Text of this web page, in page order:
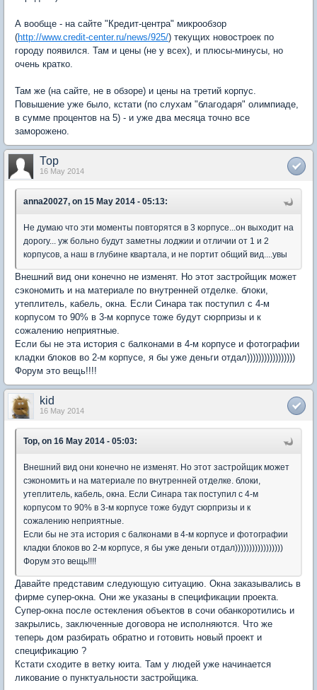
А вообще - на сайте "Кредит-центра" микрообзор
(http://www.credit-center.ru/news/925/) текущих новостроек по
городу появился. Там и цены (не у всех), и плюсы-минусы, но
очень кратко.
Там же (на сайте, не в обзоре) и цены на третий корпус.
Повышение уже было, кстати (по слухам "благодаря" олимпиаде,
в сумме процентов на 5) - и уже два месяца точно все
заморожено.
Тор
16 May 2014
anna20027, on 15 May 2014 - 05:13:
Не думаю что эти моменты повторятся в 3 корпусе...он выходит на
дорогу... уж больно будут заметны лоджии и отличии от 1 и 2
корпусов, а наш в глубине квартала, и не портит общий вид....увы
Внешний вид они конечно не изменят. Но этот застройщик может
сэкономить и на материале по внутренней отделке. блоки,
утеплитель, кабель, окна. Если Синара так поступил с 4-м
корпусом то 90% в 3-м корпусе тоже будут сюрпризы и к
сожалению неприятные.
Если бы не эта история с балконами в 4-м корпусе и фотографии
кладки блоков во 2-м корпусе, я бы уже деньги отдал)))))))))))))))))
Форум это вещь!!!!
kid
16 May 2014
Тор, on 16 May 2014 - 05:03:
Внешний вид они конечно не изменят. Но этот застройщик может
сэкономить и на материале по внутренней отделке. блоки,
утеплитель, кабель, окна. Если Синара так поступил с 4-м
корпусом то 90% в 3-м корпусе тоже будут сюрпризы и к
сожалению неприятные.
Если бы не эта история с балконами в 4-м корпусе и фотографии
кладки блоков во 2-м корпусе, я бы уже деньги отдал)))))))))))))))))
Форум это вещь!!!!
Давайте представим следующую ситуацию. Окна заказывались в
фирме супер-окна. Они же указаны в спецификации проекта.
Супер-окна после остекления объектов в сочи обанкоротились и
закрылись, заключенные договора не исполняются. Что же
теперь дом разбирать обратно и готовить новый проект и
спецификацию ?
Кстати сходите в ветку юита. Там у людей уже начинается
ликование о пунктуальности застройщика.